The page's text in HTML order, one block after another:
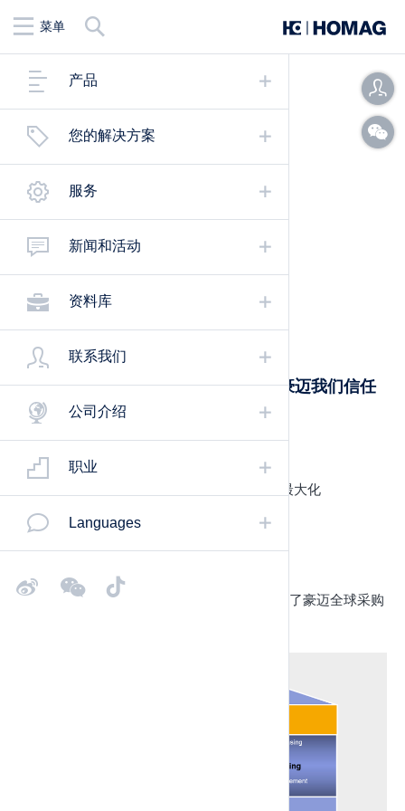
菜单
合作、增值、可持续
基于稳定的流程和持续的透明度，在豪迈我们信任
我们全球供应商的专业知识。
通过开发全球商品类别战略建立协同效应最大化
通过供应商的早期整合利用采购潜力
商品管理，高级采购和全球采购三大支柱构成了豪迈全球采购
产品
您的解决方案
服务
新闻和活动
资料库
联系我们
公司介绍
职业
Languages